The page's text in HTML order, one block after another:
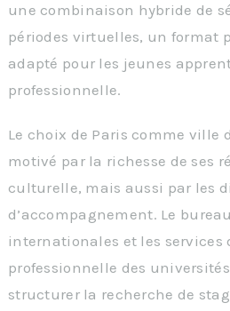
une combinaison hybride de
périodes virtuelles, un format
adapté pour les jeunes
professionnelle.
Le choix de Paris comme ville
motivé par la richesse de ses
culturelle, mais aussi par les
d’accompagnement. Le
internationales et les services
professionnelle des
structurer la recherche de